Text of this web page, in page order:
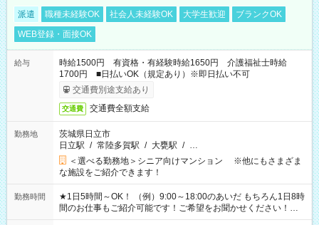
派遣 職種未経験OK 社会人未経験OK 大学生歓迎
ブランクOK
WEB登録・面接OK
給与
時給1500円 有資格・有経験時給1650円 介護福祉士時給
1700円 ■日払いOK（規定あり）※即日払い不可
交通費別途支給あり
交通費 交通費全額支給
勤務地
茨城県日立市
日立駅 / 常陸多賀駅 / 大甕駅 / …
＜選べる勤務地＞シニア向けマンション ※他にもさまざま
な施設をご紹介できます！
勤務時間
★1日5時間～OK！ （例）9:00～18:00のあいだ もちろん1日8時
間のお仕事もご紹介可能です！ご希望をお聞かせください！★
家庭の都合でお休みが必要な場合も遠慮なくご相談ください。